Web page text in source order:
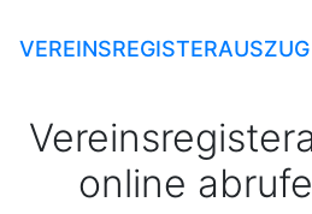
VEREINSREGISTERAUSZUG
online